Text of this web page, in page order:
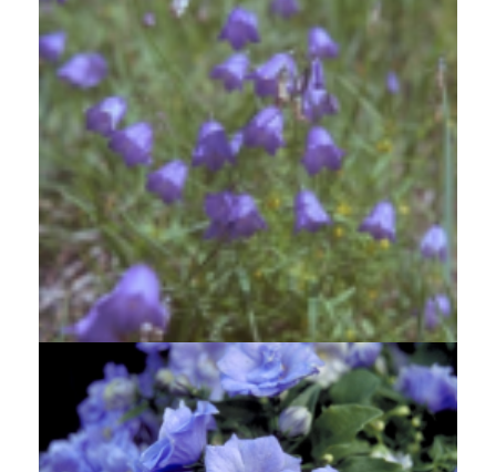
Grasklokje
Campanula rotundifolia